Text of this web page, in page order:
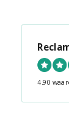
4.90